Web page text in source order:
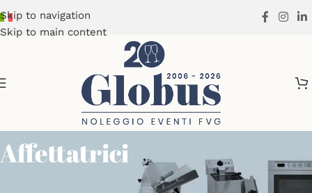
Skip to navigation
Skip to main content
Affettatrici